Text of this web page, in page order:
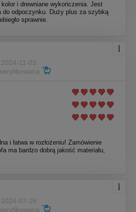
i drewniane wykończenia. Jest
do odpoczynku. Duży plus za szybką
sprawnie.
11-03
i łatwa w rozłożeniu! Zamówienie
ma bardzo dobrą jakość materiału,
07-26